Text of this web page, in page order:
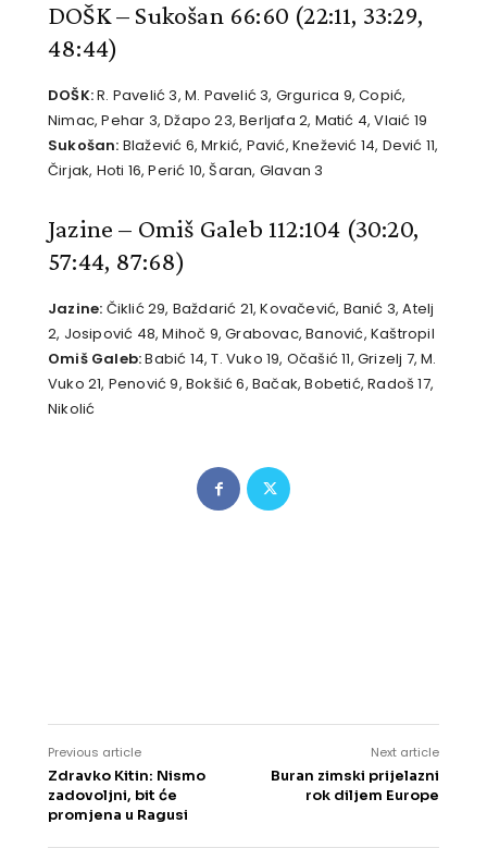
DOŠK – Sukošan 66:60 (22:11, 33:29,
48:44)
DOŠK:R. Pavelić 3, M. Pavelić 3, Grgurica 9, Copić,
Nimac, Pehar 3, Džapo 23, Berljafa 2, Matić 4, Vlaić 19
Sukošan: Blažević 6, Mrkić, Pavić, Knežević 14, Dević 11,
Čirjak, Hoti 16, Perić 10, Šaran, Glavan 3
Jazine – Omiš Galeb 112:104 (30:20,
57:44, 87:68)
Jazine: Čiklić 29, Baždarić 21, Kovačević, Banić 3, Atelj
2, Josipović 48, Mihoč 9, Grabovac, Banović, Kaštropil
Omiš Galeb:Babić 14, T. Vuko 19, Očašić 11, Grizelj 7, M.
Vuko 21, Penović 9, Bokšić 6, Bačak, Bobetić, Radoš 17,
Nikolić
Previous article
Zdravko Kitin: Nismo
zadovoljni, bit će
promjena u Ragusi
Next article
Buran zimski prijelazni
rok diljem Europe